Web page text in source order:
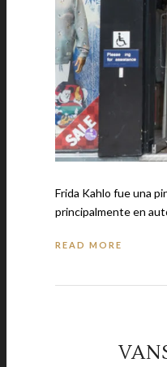
Frida Kahlo fue una
principalmente en
READ MORE